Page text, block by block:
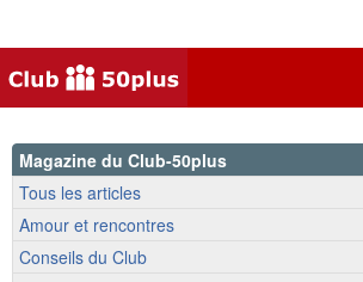
Magazine du Club-50plus
Tous les articles
Amour et rencontres
Conseils du Club